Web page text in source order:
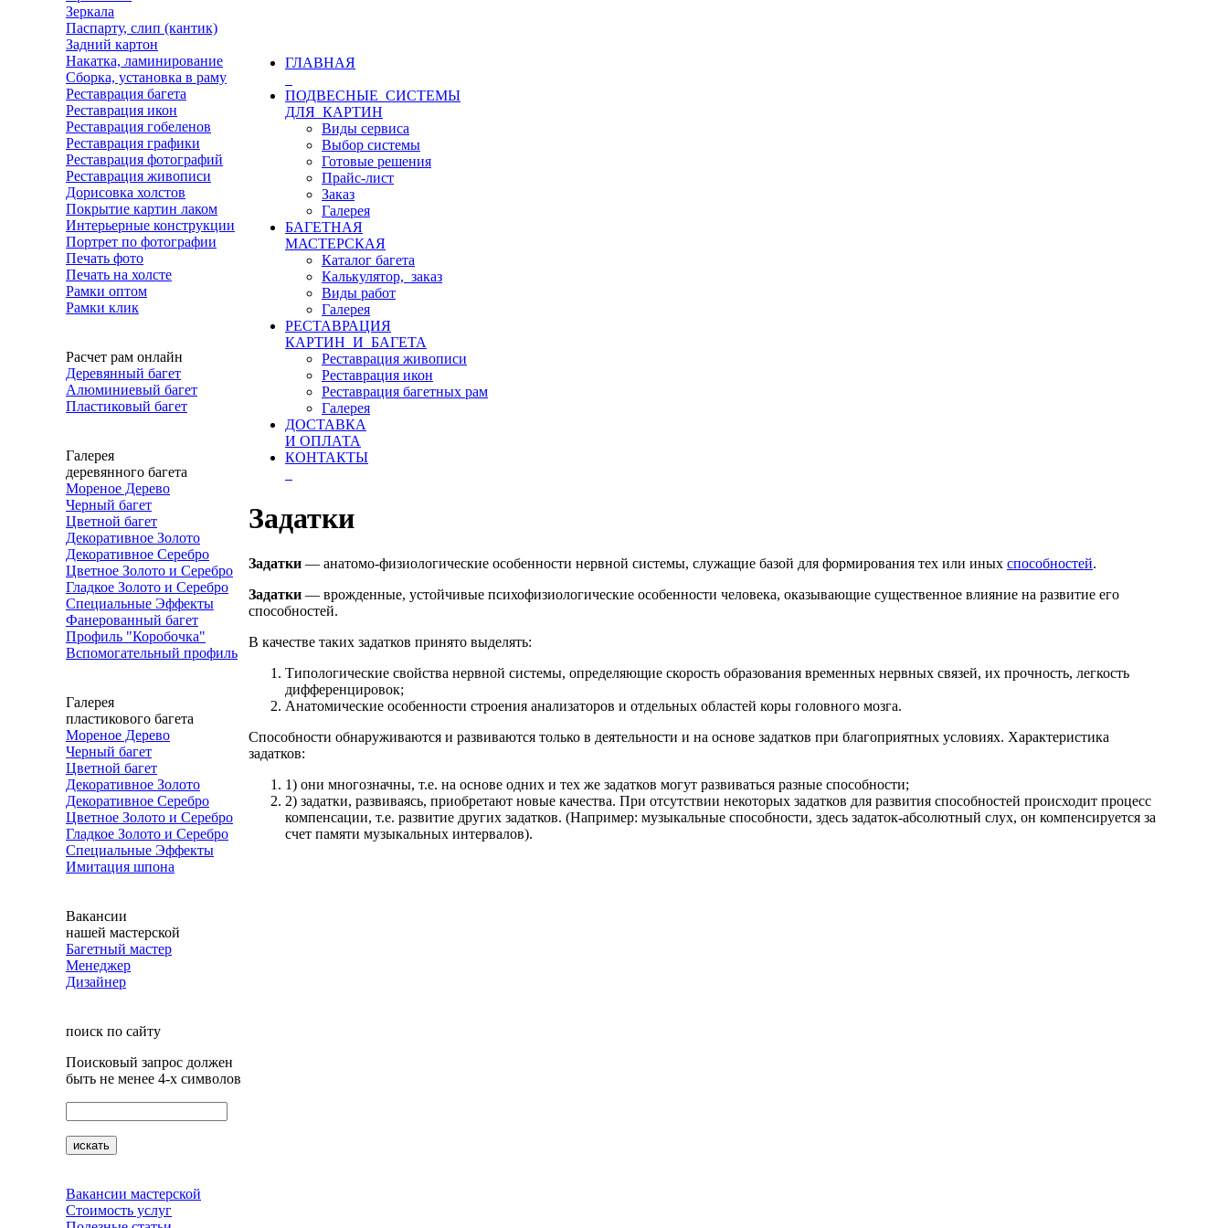
Зеркала
Паспарту, слип (кантик)
Задний картон
Накатка, ламинирование
Сборка, установка в раму
Реставрация багета
Реставрация икон
Реставрация гобеленов
Реставрация графики
Реставрация фотографий
Реставрация живописи
Дорисовка холстов
Покрытие картин лаком
Интерьерные конструкции
Портрет по фотографии
Печать фото
Печать на холсте
Рамки оптом
Рамки клик
Расчет рам онлайн
Деревянный багет
Алюминиевый багет
Пластиковый багет
Галерея
деревянного багета
Мореное Дерево
Черный багет
Цветной багет
Декоративное Золото
Декоративное Серебро
Цветное Золото и Серебро
Гладкое Золото и Серебро
Специальные Эффекты
Фанерованный багет
Профиль "Коробочка"
Вспомогательный профиль
Галерея
пластикового багета
Мореное Дерево
Черный багет
Цветной багет
Декоративное Золото
Декоративное Серебро
Цветное Золото и Серебро
Гладкое Золото и Серебро
Специальные Эффекты
Имитация шпона
Вакансии
нашей мастерской
Багетный мастер
Менеджер
Дизайнер
поиск по сайту
Поисковый запрос должен
быть не менее 4-х символов
Вакансии мастерской
Стоимость услуг
ГЛАВНАЯ
ПОДВЕСНЫЕ СИСТЕМЫ
ДЛЯ КАРТИН
Виды сервиса
Выбор системы
Готовые решения
Прайс-лист
Заказ
Галерея
БАГЕТНАЯ
МАСТЕРСКАЯ
Каталог багета
Калькулятор, заказ
Виды работ
Галерея
РЕСТАВРАЦИЯ
КАРТИН И БАГЕТА
Реставрация живописи
Реставрация икон
Реставрация багетных рам
Галерея
ДОСТАВКА
И ОПЛАТА
КОНТАКТЫ
Задатки
Задатки — анатомо-физиологические особенности нервной системы, служащие базой для формирования тех или иных способностей.
Задатки — врожденные, устойчивые психофизиологические особенности человека, оказывающие существенное влияние на развитие его
способностей.
В качестве таких задатков принято выделять:
Типологические свойства нервной системы, определяющие скорость образования временных нервных связей, их прочность, легкость
дифференцировок;
Анатомические особенности строения анализаторов и отдельных областей коры головного мозга.
Способности обнаруживаются и развиваются только в деятельности и на основе задатков при благоприятных условиях. Характеристика
задатков:
1) они многозначны, т.е. на основе одних и тех же задатков могут развиваться разные способности;
2) задатки, развиваясь, приобретают новые качества. При отсутствии некоторых задатков для развития способностей происходит процесс
компенсации, т.е. развитие других задатков. (Например: музыкальные способности, здесь задаток-абсолютный слух, он компенсируется за
счет памяти музыкальных интервалов).